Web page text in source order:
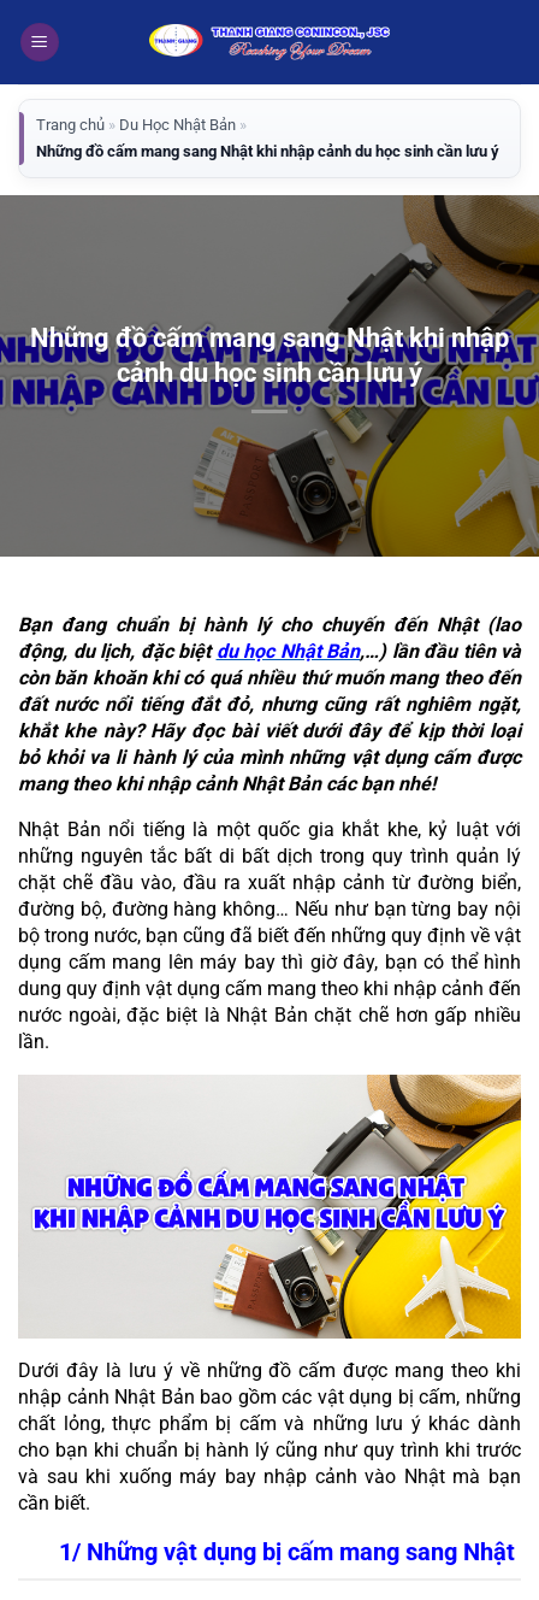
qua
dung
Trang chủ » Du Học Nhật Bản »
Những đồ cấm mang sang Nhật khi nhập cảnh du học sinh cần lưu ý
Những đồ cấm mang sang Nhật khi nhập
cảnh du học sinh cần lưu ý
Bạn đang chuẩn bị hành lý cho chuyến đến Nhật (lao
động, du lịch, đặc biệt du học Nhật Bản,…) lần đầu tiên và
còn băn khoăn khi có quá nhiều thứ muốn mang theo đến
đất nước nổi tiếng đắt đỏ, nhưng cũng rất nghiêm ngặt,
khắt khe này? Hãy đọc bài viết dưới đây để kịp thời loại
bỏ khỏi va li hành lý của mình những vật dụng cấm được
mang theo khi nhập cảnh Nhật Bản các bạn nhé!
Nhật Bản nổi tiếng là một quốc gia khắt khe, kỷ luật với
những nguyên tắc bất di bất dịch trong quy trình quản lý
chặt chẽ đầu vào, đầu ra xuất nhập cảnh từ đường biển,
đường bộ, đường hàng không… Nếu như bạn từng bay nội
bộ trong nước, bạn cũng đã biết đến những quy định về vật
dụng cấm mang lên máy bay thì giờ đây, bạn có thể hình
dung quy định vật dụng cấm mang theo khi nhập cảnh đến
nước ngoài, đặc biệt là Nhật Bản chặt chẽ hơn gấp nhiều
lần.
Dưới đây là lưu ý về những đồ cấm được mang theo khi
nhập cảnh Nhật Bản bao gồm các vật dụng bị cấm, những
chất lỏng, thực phẩm bị cấm và những lưu ý khác dành
cho bạn khi chuẩn bị hành lý cũng như quy trình khi trước
và sau khi xuống máy bay nhập cảnh vào Nhật mà bạn
cần biết.
1/ Những vật dụng bị cấm mang sang Nhật